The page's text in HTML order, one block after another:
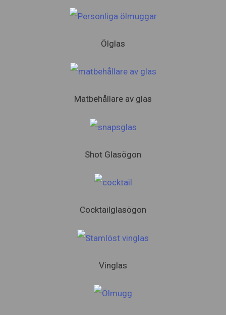
Ölglas
Matbehållare av glas
Shot Glasögon
Cocktailglasögon
Vinglas